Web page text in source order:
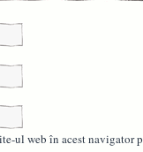
ul web în acest navigator